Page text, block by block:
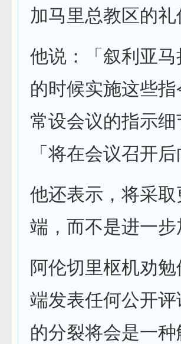
加马里总教区的
他说：「叙利亚
的时候实施这些
常设会议的指示
「将在会议召开
他还表示，将采
端，而不是进一
阿伦切里枢机劝
端发表任何公开
的分裂将会是一